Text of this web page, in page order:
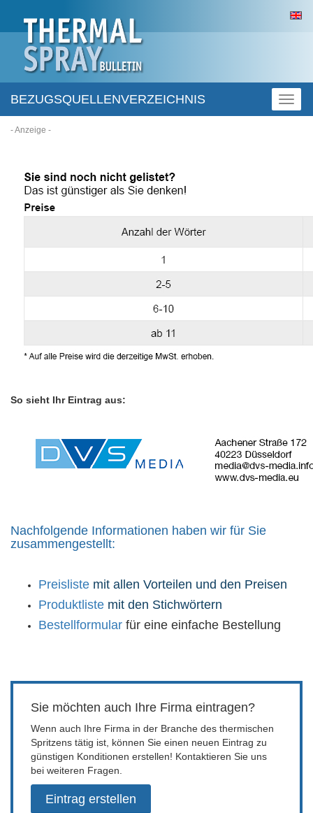
BEZUGSQUELLENVERZEICHNIS
- Anzeige -
So sieht Ihr Eintrag aus:
Nachfolgende Informationen haben wir für Sie
zusammengestellt:
Preisliste mit allen Vorteilen und den Preisen
Produktliste mit den Stichwörtern
Bestellformular für eine einfache Bestellung
Sie möchten auch Ihre Firma eintragen?
Wenn auch Ihre Firma in der Branche des thermischen
Spritzens tätig ist, können Sie einen neuen Eintrag zu
günstigen Konditionen erstellen! Kontaktieren Sie uns
bei weiteren Fragen.
Eintrag erstellen